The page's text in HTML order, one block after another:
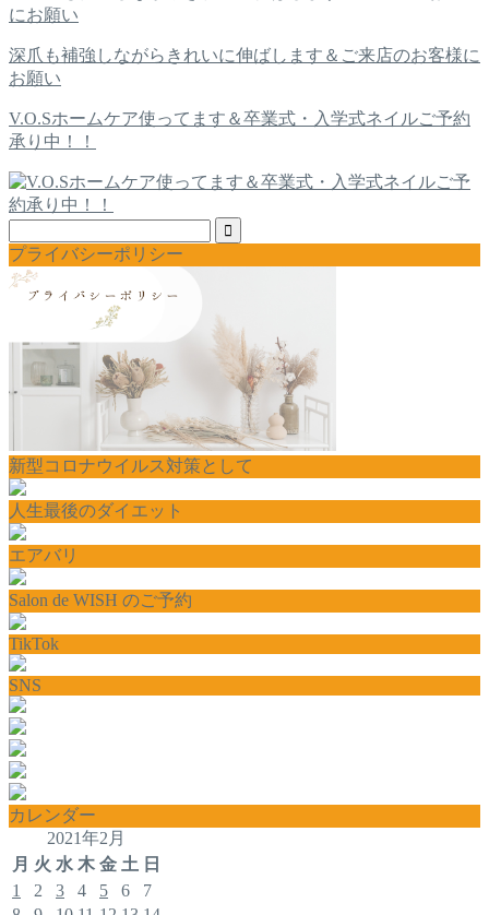
深爪も補強しながらきれいに伸ばします＆ご来店のお客様に
お願い
V.O.Sホームケア使ってます＆卒業式・入学式ネイルご予約
承り中！！
プライバシーポリシー
新型コロナウイルス対策として
人生最後のダイエット
エアバリ
Salon de WISH のご予約
TikTok
SNS
カレンダー
2021年2月
月 火 水 木 金 土 日
1
2 3 4 5 6
7